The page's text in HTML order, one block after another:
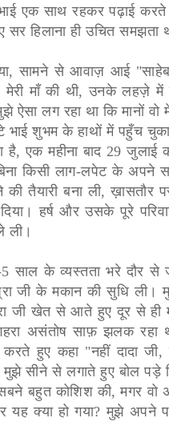
एक साथ रहकर पढ़ाई
सर हिलाना ही उचित समझता
सामने से आवाज़ आई "साहेब
माँ की थी, उनके लहज़े में
ऐसा लग रहा था कि मानों
भाई शुभम के हाथों में पहुँच
एक महीना बाद 29 जुलाई
किसी लाग-लपेट के अपने
तैयारी बना ली, ख़ासतौर
हर्ष और उसके पूरे
ली।
साल के व्यस्तता भरे दौर
जी के मकान की सुधि ली।
जी खेत से आते हुए दूर से
असंतोष साफ़ झलक
हुए कहा "नहीं दादा
सीने से लगाते हुए बोल पड़े
बहुत कोशिश की, मगर
यह क्या हो गया? मुझे अपने